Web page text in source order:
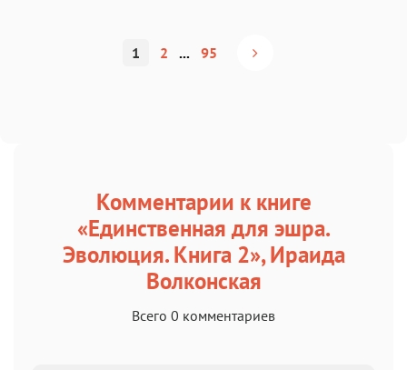
1 2 ... 95
Комментарии к книге
«Единственная для эшра.
Эволюция. Книга 2», Ираида
Волконская
Всего 0 комментариев